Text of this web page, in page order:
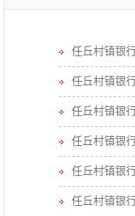
任丘村镇银
任丘村镇银
任丘村镇银
任丘村镇银
任丘村镇银
任丘村镇银